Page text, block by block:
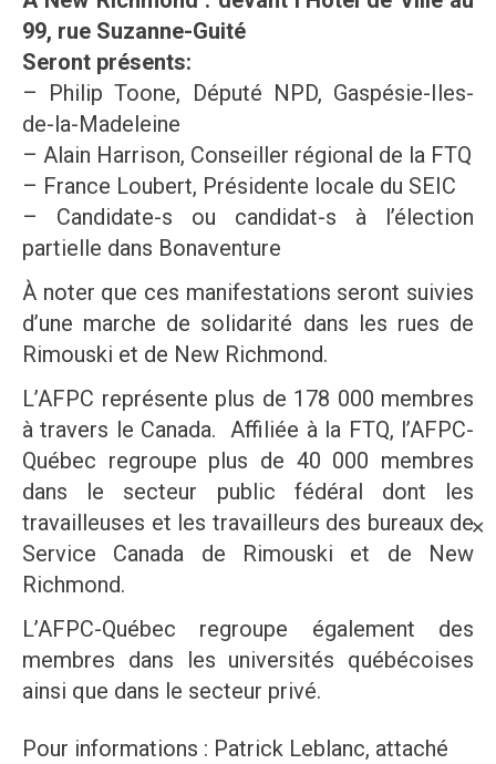
✕
99, rue Suzanne-Guité
Seront présents:
– Philip Toone, Député NPD, Gaspésie-Iles-
de-la-Madeleine
– Alain Harrison, Conseiller régional de la FTQ
– France Loubert, Présidente locale du SEIC
– Candidate-s ou candidat-s à l’élection
partielle dans Bonaventure
À noter que ces manifestations seront suivies
d’une marche de solidarité dans les rues de
Rimouski et de New Richmond.
L’AFPC représente plus de 178 000 membres
à travers le Canada. Affiliée à la FTQ, l’AFPC-
Québec regroupe plus de 40 000 membres
dans le secteur public fédéral dont les
travailleuses et les travailleurs des bureaux de
Service Canada de Rimouski et de New
Richmond.
L’AFPC-Québec regroupe également des
membres dans les universités québécoises
ainsi que dans le secteur privé.
Pour informations : Patrick Leblanc, attaché